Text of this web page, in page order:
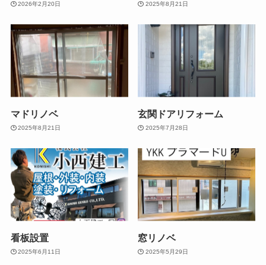
2026年2月20日 2025年8月21日
マドリノベ
2025年8月21日
玄関ドアリフォーム
2025年7月28日
看板設置
2025年6月11日
窓リノベ
2025年5月29日